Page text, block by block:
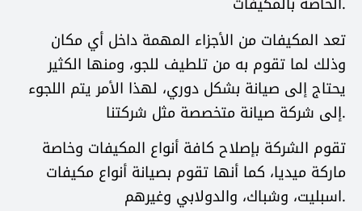
تعد المكيفات من الأجزاء المهمة داخل أي مكان
وذلك لما تقوم به من تلطيف للجو، ومنها الكثير
يحتاج إلى صيانة بشكل دوري، لهذا الأمر يتم اللجوء
إلى شركة صيانة متخصصة مثل شركتنا.
تقوم الشركة بإصلاح كافة أنواع المكيفات وخاصة
ماركة ميديا، كما أنها تقوم بصيانة أنواع مكيفات
اسبليت، وشباك، والدولابي وغيرهم.